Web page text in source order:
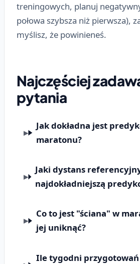
treningowych, planuj
połowa szybsza niż pierwsza),
myślisz, że powinieneś.
Najczęściej
pytania
Jak dokładna jest
maratonu?
Jaki dystans
najdokładniejszą
Co to jest "ściana" w
jej uniknąć?
Ile tygodni